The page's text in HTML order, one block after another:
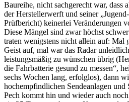
Baureihe, nicht sachgerecht war, dass
der Herstellerwerft und seiner
Prüfbericht) keinerlei Veränderungen
Diese Mängel sind zwar höchst
traten wenigstens nicht allein auf: Mal
Geist auf, mal war das Radar
leistungsmäßig zu wünschen übrig
die Fahrbatterie gesund zu messen“,
sechs Wochen lang, erfolglos), dann
hochempfindlichen Sendeanlagen und
Pech kommt hin und wieder auch